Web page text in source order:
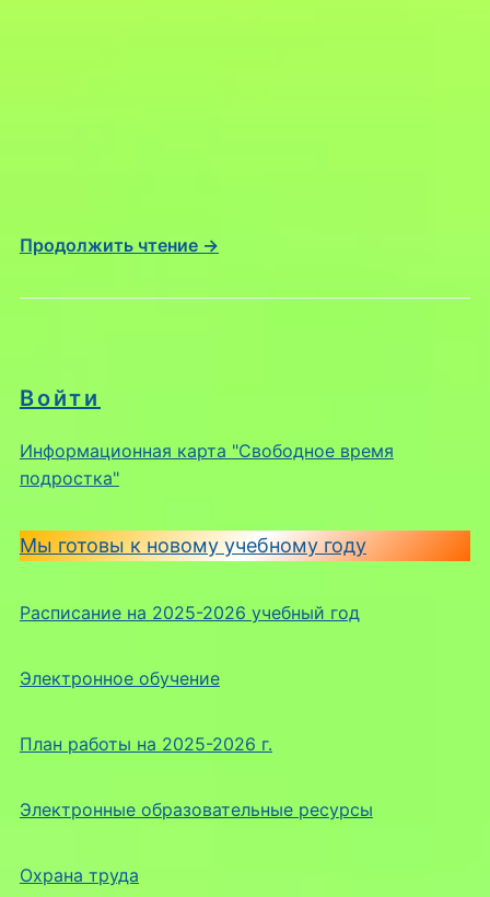
Войти
Информационная карта "Свободное время
подростка"
Мы готовы к новому учебному году
Расписание на 2025-2026 учебный год
Электронное обучение
План работы на 2025-2026 г.
Электронные образовательные ресурсы
Охрана труда
Продолжить чтение →